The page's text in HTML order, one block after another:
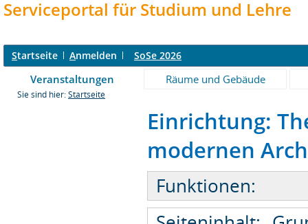
Serviceportal für Studium und Lehre
Startseite Anmelden SoSe 2026
Veranstaltungen Räume und Gebäude
Sie sind hier: Startseite
Einrichtung:
modernen
Funktionen: